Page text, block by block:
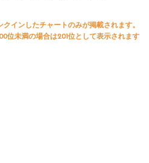
インしたチャートのみが掲載されます。
位未満の場合は201位として表示されます